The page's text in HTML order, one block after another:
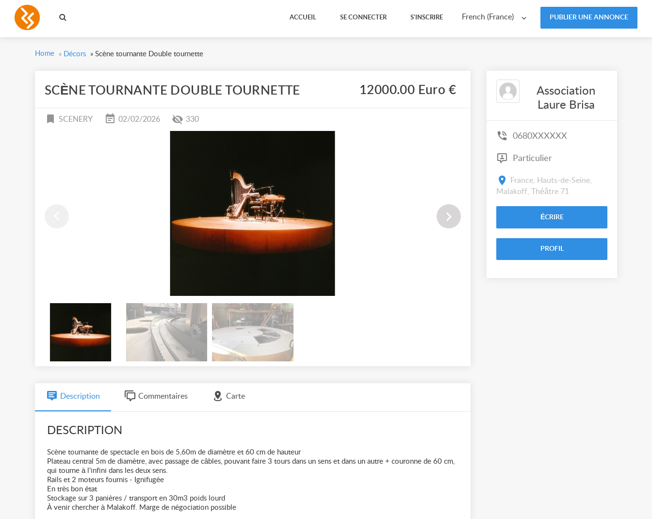
French (France) PUBLIER UNE ANNONCE
ACCUEIL SE CONNECTER S'INSCRIRE
Home » Décors » Scène tournante Double tournette
SCÈNE TOURNANTE DOUBLE TOURNETTE 12000.00 Euro €
SCENERY 02/02/2026 330
Description Commentaires Carte
DESCRIPTION
Scène tournante de spectacle en bois de 5,60m de diamètre et 60 cm de hauteur
Plateau central 5m de diamètre, avec passage de câbles, pouvant faire 3 tours dans un sens et dans un autre + couronne de 60 cm,
qui tourne à l'infini dans les deux sens.
Rails et 2 moteurs fournis - Ignifugée
En très bon état
Stockage sur 3 panières / transport en 30m3 poids lourd
À venir chercher à Malakoff. Marge de négociation possible
Association
Laure Brisa
0680XXXXXX
Particulier
France, Hauts-de-Seine,
Malakoff, Théâtre 71
ÉCRIRE
PROFIL